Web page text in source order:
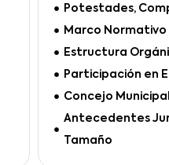
Potestades,
Marco Normativo
Estructura
Participación en
Concejo Municipal
Antecedentes
Tamaño